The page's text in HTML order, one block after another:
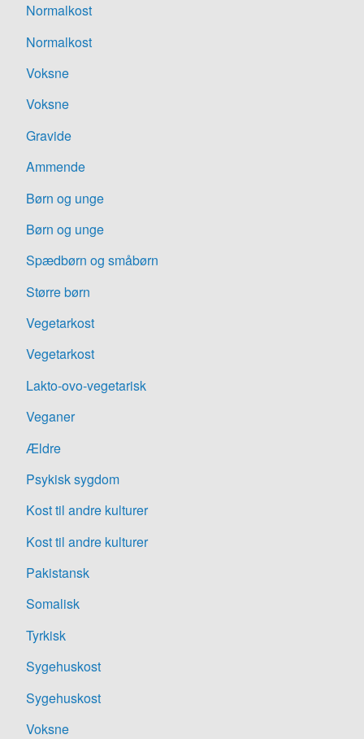
Normalkost
Normalkost
Voksne
Voksne
Gravide
Ammende
Børn og unge
Børn og unge
Spædbørn og småbørn
Større børn
Vegetarkost
Vegetarkost
Lakto-ovo-vegetarisk
Veganer
Ældre
Psykisk sygdom
Kost til andre kulturer
Kost til andre kulturer
Pakistansk
Somalisk
Tyrkisk
Sygehuskost
Sygehuskost
Voksne